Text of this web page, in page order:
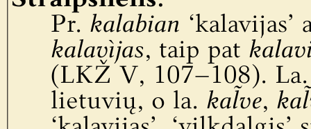
Pr. kalabian
kalavìjas, taip pat
(LKŽ V, 107–108).
lietuvių, o la. kal̃ve,